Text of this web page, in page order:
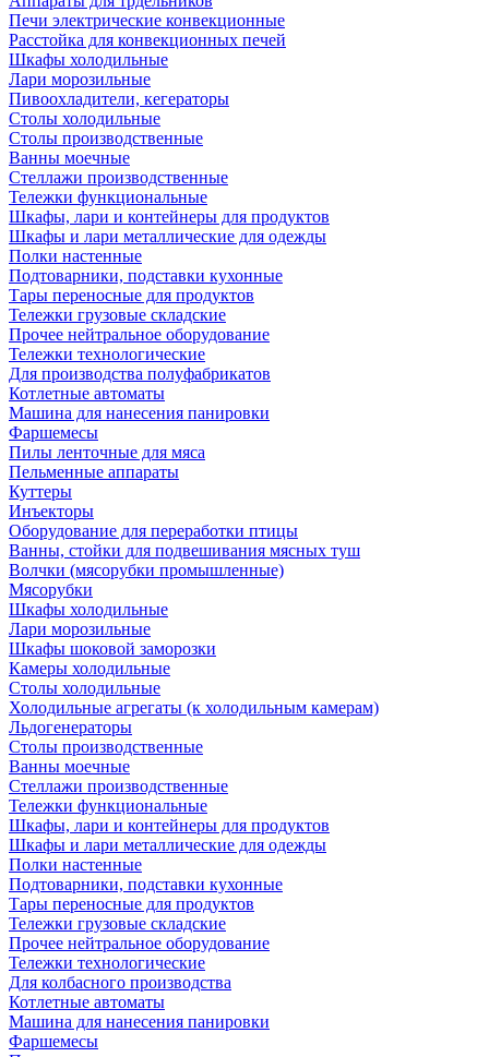
Печи электрические конвекционные
Расстойка для конвекционных печей
Шкафы холодильные
Лари морозильные
Пивоохладители, кегераторы
Столы холодильные
Столы производственные
Ванны моечные
Стеллажи производственные
Тележки функциональные
Шкафы, лари и контейнеры для продуктов
Шкафы и лари металлические для одежды
Полки настенные
Подтоварники, подставки кухонные
Тары переносные для продуктов
Тележки грузовые складские
Прочее нейтральное оборудование
Тележки технологические
Для производства полуфабрикатов
Котлетные автоматы
Машина для нанесения панировки
Фаршемесы
Пилы ленточные для мяса
Пельменные аппараты
Куттеры
Инъекторы
Оборудование для переработки птицы
Ванны, стойки для подвешивания мясных туш
Волчки (мясорубки промышленные)
Мясорубки
Шкафы холодильные
Лари морозильные
Шкафы шоковой заморозки
Камеры холодильные
Столы холодильные
Холодильные агрегаты (к холодильным камерам)
Льдогенераторы
Столы производственные
Ванны моечные
Стеллажи производственные
Тележки функциональные
Шкафы, лари и контейнеры для продуктов
Шкафы и лари металлические для одежды
Полки настенные
Подтоварники, подставки кухонные
Тары переносные для продуктов
Тележки грузовые складские
Прочее нейтральное оборудование
Тележки технологические
Для колбасного производства
Котлетные автоматы
Машина для нанесения панировки
Фаршемесы